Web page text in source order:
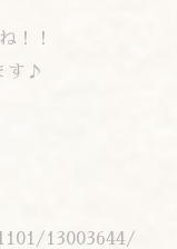
！！
す♪
13003644/